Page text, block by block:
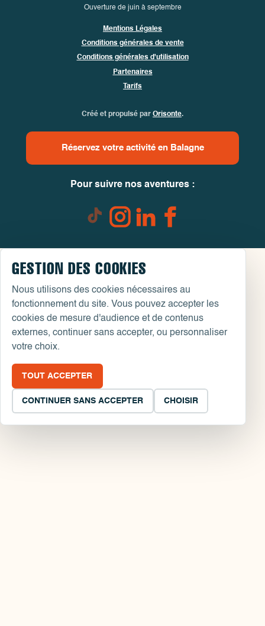
Ouverture de juin à septembre
Mentions Légales
Conditions générales de vente
Conditions générales d'utilisation
Partenaires
Tarifs
Créé et propulsé par Orisonte.
Réservez votre activité en Balagne
Pour suivre nos aventures :
GESTION DES COOKIES
Nous utilisons des cookies nécessaires au
fonctionnement du site. Vous pouvez accepter les
cookies de mesure d'audience et de contenus
externes, continuer sans accepter, ou personnaliser
votre choix.
TOUT ACCEPTER
CONTINUER SANS ACCEPTER CHOISIR